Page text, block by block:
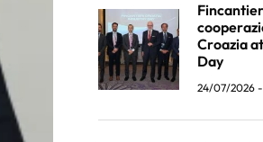
Croazia
Day
24/07/2026 -